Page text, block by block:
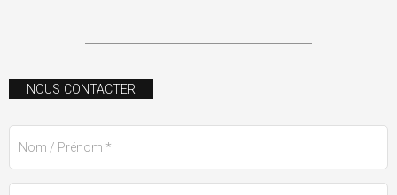
NOUS CONTACTER